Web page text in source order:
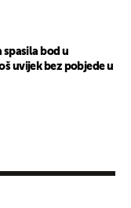
spasila bod u
uvijek bez pobjede u